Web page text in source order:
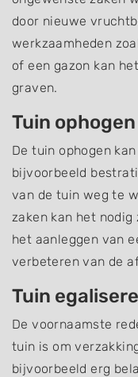
door nieuwe
werkzaamheden
of een gazon kan
graven.
Tuin ophogen
De tuin ophogen
bijvoorbeeld
van de tuin weg te
zaken kan het
het aanleggen van
verbeteren van de
Tuin
De voornaamste
tuin is om
bijvoorbeeld erg